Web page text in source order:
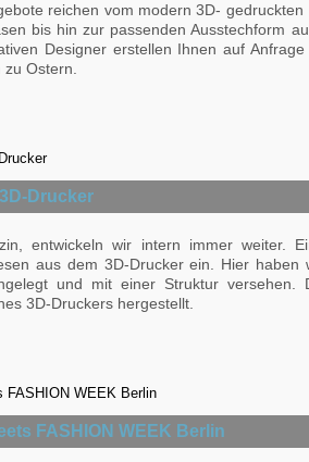
reichen vom modern 3D- gedruckten
bis hin zur passenden Ausstechform
Designer erstellen Ihnen auf
Ostern.
Drucker
entwickeln wir intern immer weiter.
aus dem 3D-Drucker ein. Hier haben
und mit einer Struktur versehen.
3D-Druckers hergestellt.
FASHION WEEK Berlin